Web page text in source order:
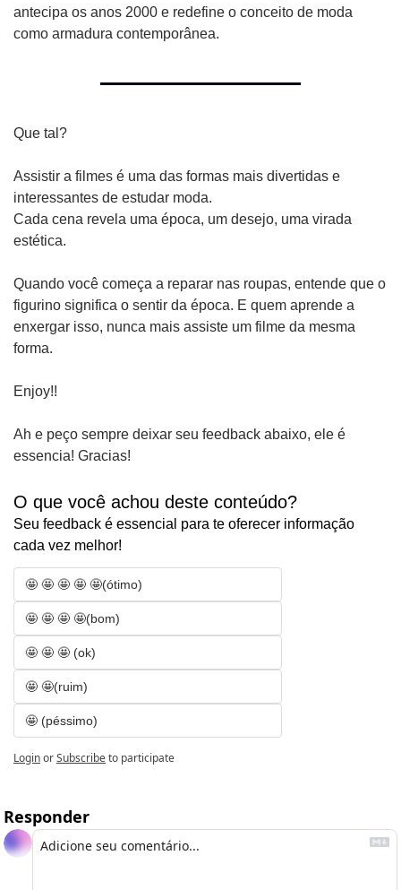
antecipa os anos 2000 e redefine o conceito de moda
como armadura contemporânea.
Que tal?
Assistir a filmes é uma das formas mais divertidas e
interessantes de estudar moda.
Cada cena revela uma época, um desejo, uma virada
estética.
Quando você começa a reparar nas roupas, entende que o
figurino significa o sentir da época. E quem aprende a
enxergar isso, nunca mais assiste um filme da mesma
forma.
Enjoy!!
Ah e peço sempre deixar seu feedback abaixo, ele é
essencia! Gracias!
O que você achou deste conteúdo?
Seu feedback é essencial para te oferecer informação
cada vez melhor!
🤩 🤩 🤩 🤩 🤩(ótimo)
🤩 🤩 🤩 🤩(bom)
🤩 🤩 🤩 (ok)
🤩 🤩(ruim)
🤩 (péssimo)
LoginorSubscribeto participate
Responder